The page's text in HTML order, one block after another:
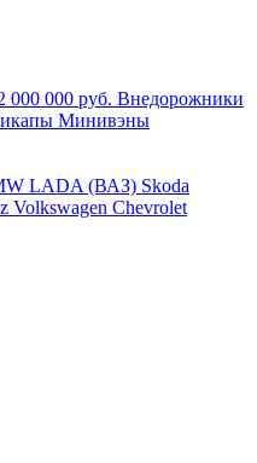
000 000 руб. Внедорожники
Минивэны
LADA (ВАЗ) Skoda
Volkswagen Chevrolet